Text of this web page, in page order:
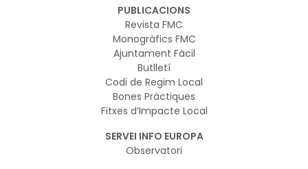
PUBLICACIONS
Revista FMC
Monogràfics FMC
Ajuntament Fàcil
Butlletí
Codi de Regim Local
Bones Pràctiques
Fitxes d’Impacte Local
SERVEI INFO EUROPA
Observatori